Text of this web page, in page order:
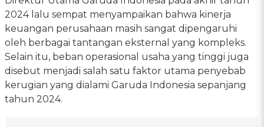
2024 lalu sempat menyampaikan bahwa kinerja
keuangan perusahaan masih sangat dipengaruhi
oleh berbagai tantangan eksternal yang kompleks.
Selain itu, beban operasional usaha yang tinggi juga
disebut menjadi salah satu faktor utama penyebab
kerugian yang dialami Garuda Indonesia sepanjang
tahun 2024.